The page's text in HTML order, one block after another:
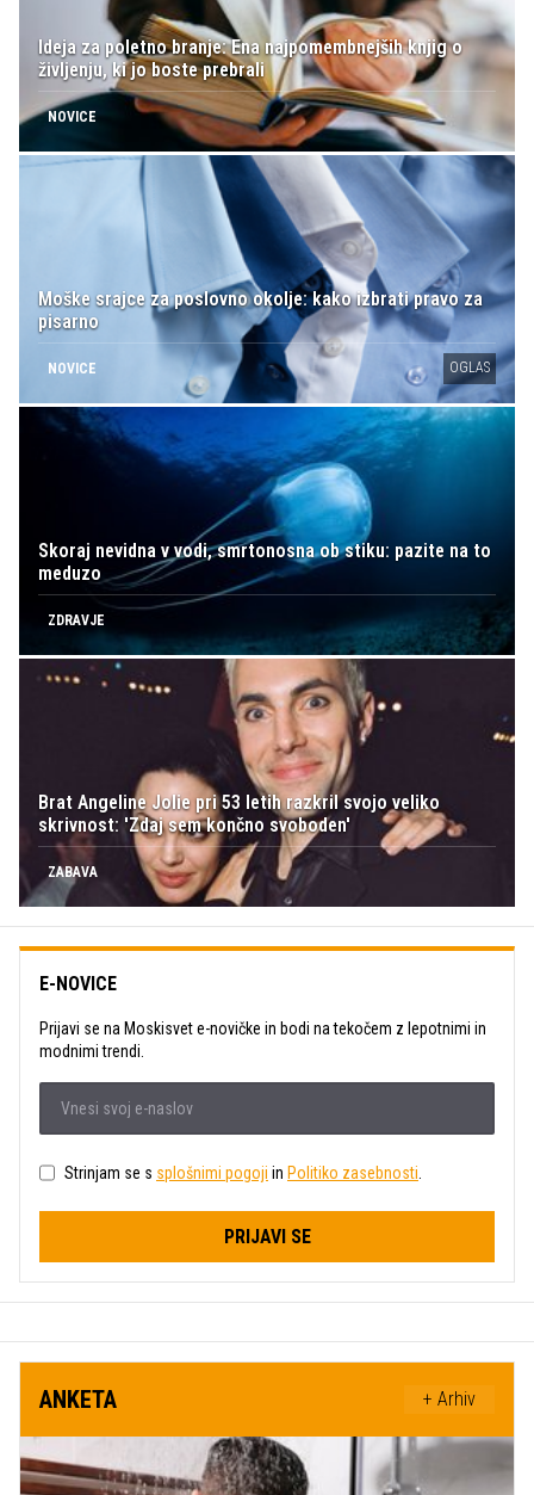
Ideja za poletno branje: Ena najpomembnejših knjig o
življenju, ki jo boste prebrali
NOVICE
Moške srajce za poslovno okolje: kako izbrati pravo za
pisarno
NOVICE OGLAS
Skoraj nevidna v vodi, smrtonosna ob stiku: pazite na to
meduzo
ZDRAVJE
Brat Angeline Jolie pri 53 letih razkril svojo veliko
skrivnost: 'Zdaj sem končno svoboden'
ZABAVA
E-NOVICE
Prijavi se na Moskisvet e-novičke in bodi na tekočem z lepotnimi in
modnimi trendi.
Strinjam se s splošnimi pogoji in Politiko zasebnosti
PRIJAVI SE
ANKETA + Arhiv